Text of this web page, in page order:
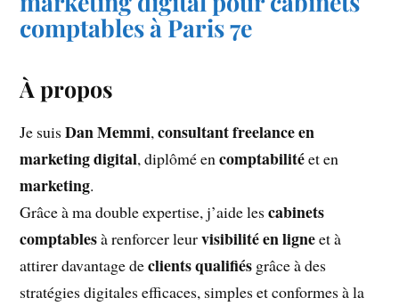
comptables à Paris 7e
À propos
Je suisDan Memmi,consultant freelance en
marketing digital, diplômé encomptabilitéet en
marketing.
Grâce à ma double expertise, j’aide lescabinets
comptablesà renforcer leurvisibilité en ligneet à
attirer davantage declients qualifiés grâce à des
stratégies digitales efficaces, simples et conformes à la